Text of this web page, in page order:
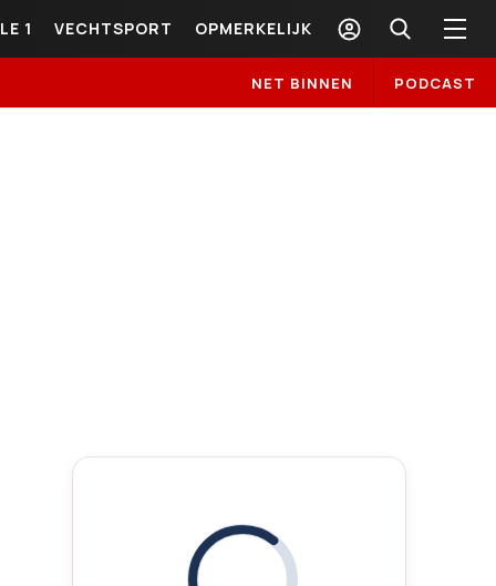
1 VECHTSPORT OPMERKELIJK
NET BINNEN PODCAST